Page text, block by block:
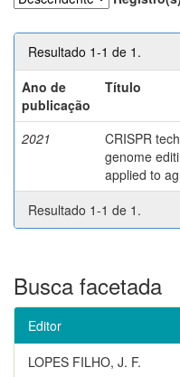
Resultado 1-1 de 1.
Ano de
publicação
Título
2021
CRISPR
genome
applied to
Resultado 1-1 de 1.
Busca facetada
Editor
LOPES FILHO, J. F.